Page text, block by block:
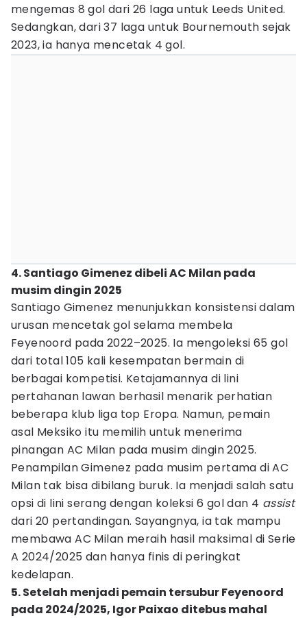
mengemas 8 gol dari 26 laga untuk Leeds United.
Sedangkan, dari 37 laga untuk Bournemouth sejak
2023, ia hanya mencetak 4 gol.
4. Santiago Gimenez dibeli AC Milan pada
musim dingin 2025
Santiago Gimenez menunjukkan konsistensi dalam
urusan mencetak gol selama membela
Feyenoord pada 2022–2025. Ia mengoleksi 65 gol
dari total 105 kali kesempatan bermain di
berbagai kompetisi. Ketajamannya di lini
pertahanan lawan berhasil menarik perhatian
beberapa klub liga top Eropa. Namun, pemain
asal Meksiko itu memilih untuk menerima
pinangan AC Milan pada musim dingin 2025.
Penampilan Gimenez pada musim pertama di AC
Milan tak bisa dibilang buruk. Ia menjadi salah satu
opsi di lini serang dengan koleksi 6 gol dan 4 assist
dari 20 pertandingan. Sayangnya, ia tak mampu
membawa AC Milan meraih hasil maksimal di Serie
A 2024/2025 dan hanya finis di peringkat
kedelapan.
5. Setelah menjadi pemain tersubur Feyenoord
pada 2024/2025, Igor Paixao ditebus mahal